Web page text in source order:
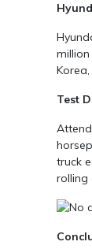
Test
truck
rolling